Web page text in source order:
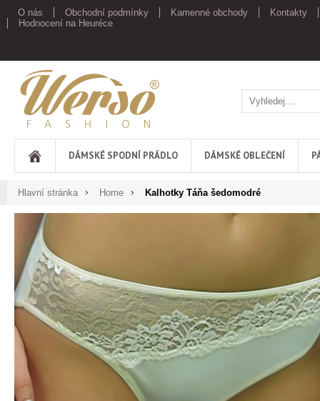
O nás Obchodní podmínky Kamenné obchody
Kontakty
Hodnocení na Heuréce
Werso
DÁMSKÉ SPODNÍ PRÁDLO DÁMSKÉ OBLEČENÍ
Hlavní stránka Home Kalhotky Táňa šedomodré